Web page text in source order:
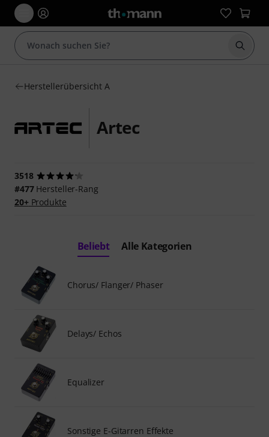
Suche
Herstellerübersicht A
Artec
3518
#477Hersteller-Rang
20+Produkte
Beliebt Alle Kategorien
Chorus/ Flanger/ Phaser
Delays/ Echos
Equalizer
Sonstige E-Gitarren Effekte